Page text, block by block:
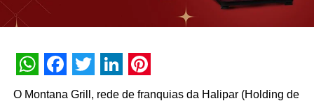
WhatsApp
Facebook
Twitter
LinkedIn
Pinterest
O Montana Grill, rede de franquias da Halipar (Holding de